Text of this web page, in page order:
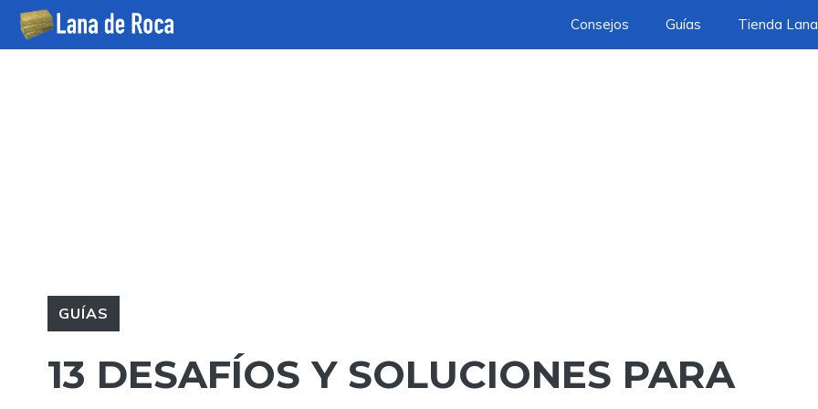
Saltar
Consejos Guías Tienda
GUÍAS
13 DESAFÍOS Y SOLUCIONES PARA